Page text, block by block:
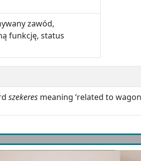
zawód,
funkcję, status
szekeres meaning ‘related to